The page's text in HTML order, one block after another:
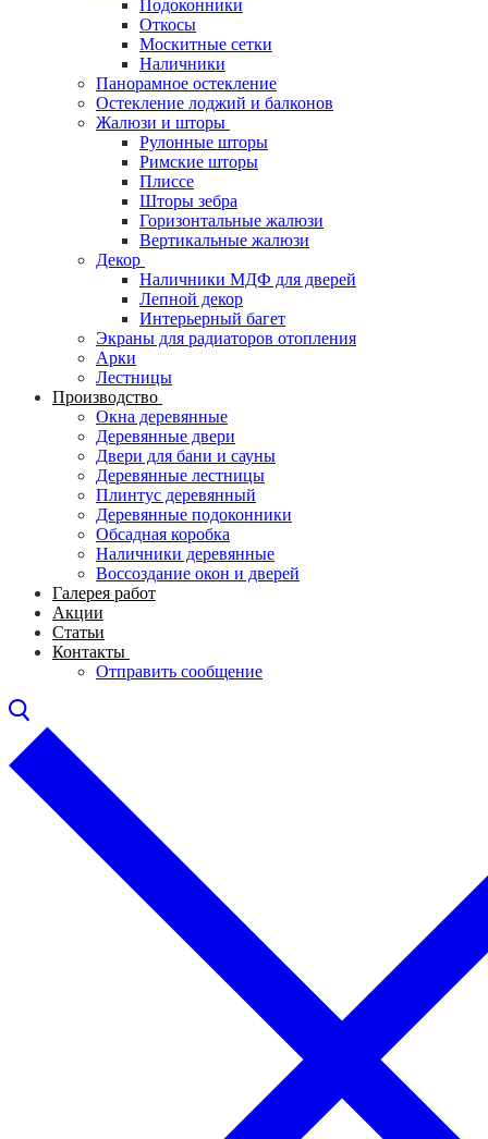
Подоконники
Откосы
Москитные сетки
Наличники
Панорамное остекление
Остекление лоджий и балконов
Жалюзи и шторы
Рулонные шторы
Римские шторы
Плиссе
Шторы зебра
Горизонтальные жалюзи
Вертикальные жалюзи
Декор
Наличники МДФ для дверей
Лепной декор
Интерьерный багет
Экраны для радиаторов отопления
Арки
Лестницы
Производство
Окна деревянные
Деревянные двери
Двери для бани и сауны
Деревянные лестницы
Плинтус деревянный
Деревянные подоконники
Обсадная коробка
Наличники деревянные
Воссоздание окон и дверей
Галерея работ
Акции
Статьи
Контакты
Отправить сообщение